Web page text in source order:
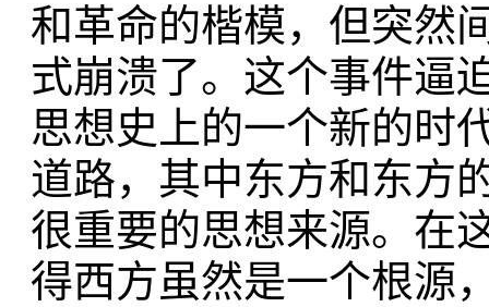
和革命的楷模，但突然
式崩溃了。这个事件逼
思想史上的一个新的时
道路，其中东方和东方
很重要的思想来源。在
得西方虽然是一个根源